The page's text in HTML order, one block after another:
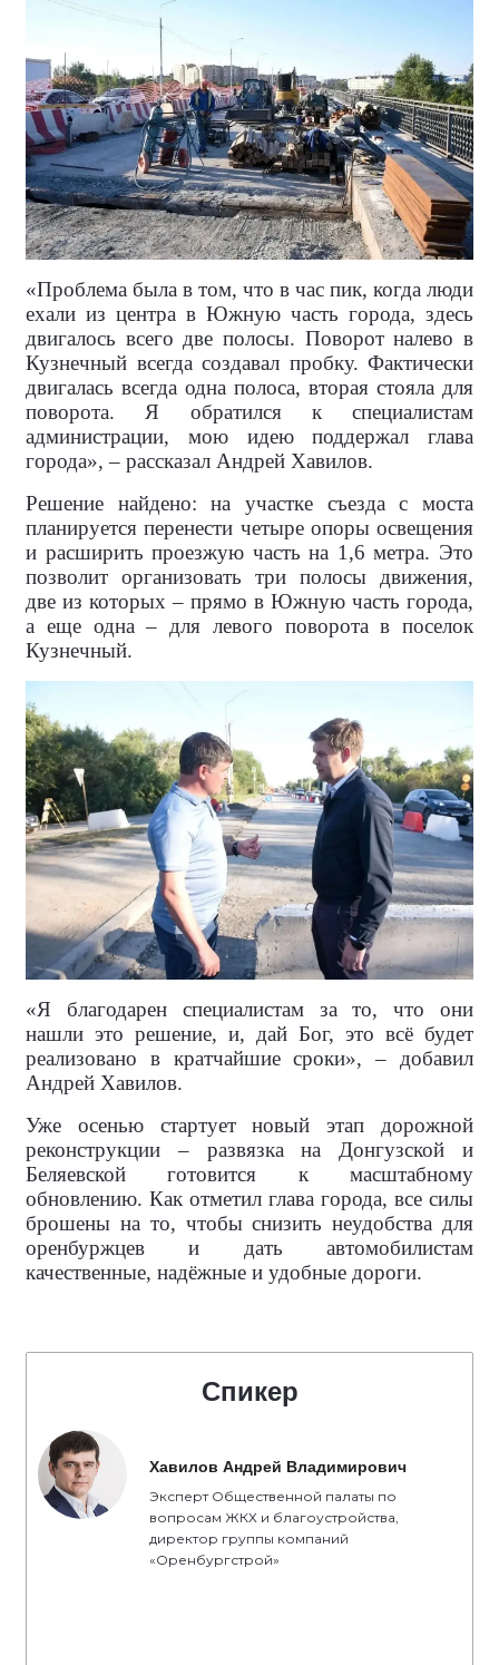
«Проблема была в том, что в час пик, когда люди
ехали из центра в Южную часть города, здесь
двигалось всего две полосы. Поворот налево в
Кузнечный всегда создавал пробку. Фактически
двигалась всегда одна полоса, вторая стояла для
поворота. Я обратился к специалистам
администрации, мою идею поддержал глава
города», – рассказал Андрей Хавилов.
Решение найдено: на участке съезда с моста
планируется перенести четыре опоры освещения
и расширить проезжую часть на 1,6 метра. Это
позволит организовать три полосы движения,
две из которых – прямо в Южную часть города,
а еще одна – для левого поворота в поселок
Кузнечный.
«Я благодарен специалистам за то, что они
нашли это решение, и, дай Бог, это всё будет
реализовано в кратчайшие сроки», – добавил
Андрей Хавилов.
Уже осенью стартует новый этап дорожной
реконструкции – развязка на Донгузской и
Беляевской готовится к масштабному
обновлению. Как отметил глава города, все силы
брошены на то, чтобы снизить неудобства для
оренбуржцев и дать автомобилистам
качественные, надёжные и удобные дороги.
Спикер
Хавилов Андрей Владимирович
Эксперт Общественной палаты по
вопросам ЖКХ и благоустройства,
директор группы компаний
«Оренбургстрой»